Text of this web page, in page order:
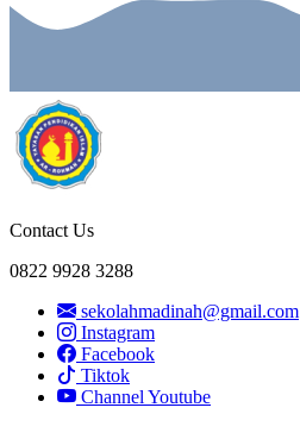
Contact Us
0822 9928 3288
sekolahmadinah@gmail.com
Instagram
Facebook
Tiktok
Channel Youtube